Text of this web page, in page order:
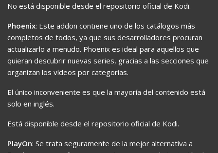
No está disponible desde el repositorio oficial de Kodi.
Phoenix: Este addon contiene uno de los catálogos más
completos de todos, ya que sus desarrolladores procuran
actualizarlo a menudo. Phoenix es ideal para aquellos que
quieran descubrir nuevas series, gracias a las secciones que
organizan los vídeos por categorías.
El único inconveniente es que la mayoría del contenido está
solo en inglés.
Está disponible desde el repositorio oficial de Kodi.
PlayOn: Se trata seguramente de la mejor alternativa a